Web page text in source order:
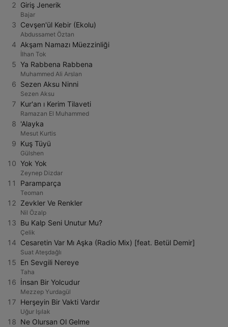
2 Giriş Jenerik
Bajar
3 Cevşen'ül Kebir (Ekolu)
Abdussamet Öztan
4 Akşam Namazı Müezzinliği
İlhan Tok
5 Ya Rabbena Rabbena
Muhammed Ali Arslan
6 Sezen Aksu Ninni
Sezen Aksu
7 Kur'an ı Kerim Tilaveti
Ramazan El Muhammed
8 'Alayka
Mesut Kurtis
9 Kuş Tüyü
Gülshen
10 Yok Yok
Zeynep Dizdar
11 Paramparça
Teoman
12 Zevkler Ve Renkler
Nil Özalp
13 Bu Kalp Seni Unutur Mu?
Çelik
14 Cesaretin Var Mı Aşka (Radio Mix) [feat. Betül Demir]
Suat Ateşdağlı
15 En Sevgili Nereye
Taha
16 İnsan Bir Yolcudur
Mezzep Yurdagül
17 Herşeyin Bir Vakti Vardır
Uğur Işılak
18 Ne Olursan Ol Gelme